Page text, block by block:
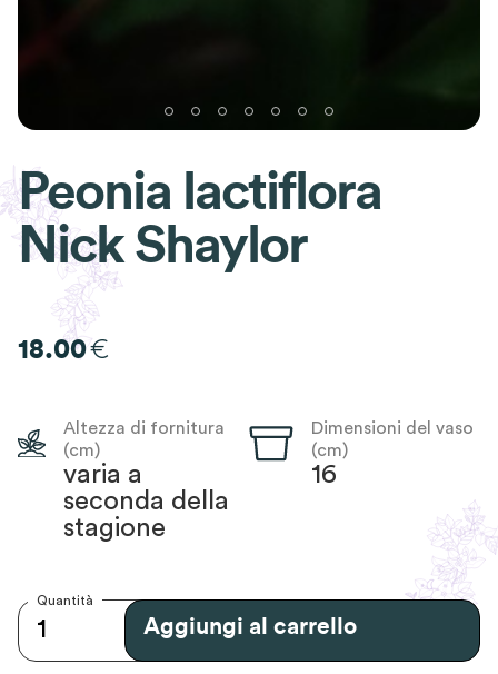
Peonia lactiflora
Nick Shaylor
18.00€
Altezza di fornitura
(cm)
varia a
seconda della
stagione
Dimensioni del vaso
(cm)
16
Quantità
Aggiungi al carrello